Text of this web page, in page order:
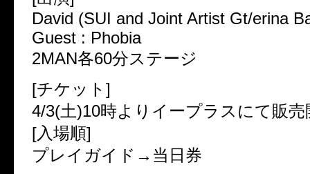
David (SUI and Joint Artist Gt/erina
Guest : Phobia
2MAN各60分ステージ
[チケット]
4/3(土)10時よりイープラスにて販売
[入場順]
プレイガイド→当日券